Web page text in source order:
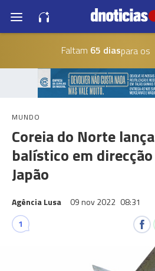
Faltam 65 diaspara os
MUNDO
Coreia do Norte
balístico em
Japão
Agência Lusa 09 nov 2022 08:31
1